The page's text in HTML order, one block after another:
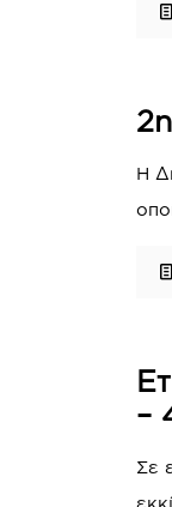
Η
–
Σε